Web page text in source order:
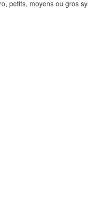
petits, moyens ou gros